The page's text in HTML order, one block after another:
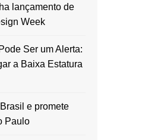
lançamento de
Week
Ser um Alerta:
a Baixa Estatura
e promete
Paulo